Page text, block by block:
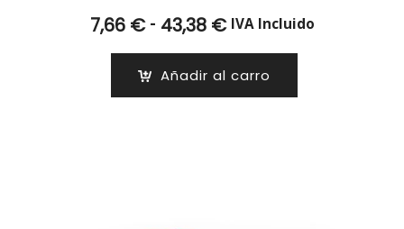
7,66 € - 43,38 €Rango
precios:
desde
IVA Incluido
Añadir al carro